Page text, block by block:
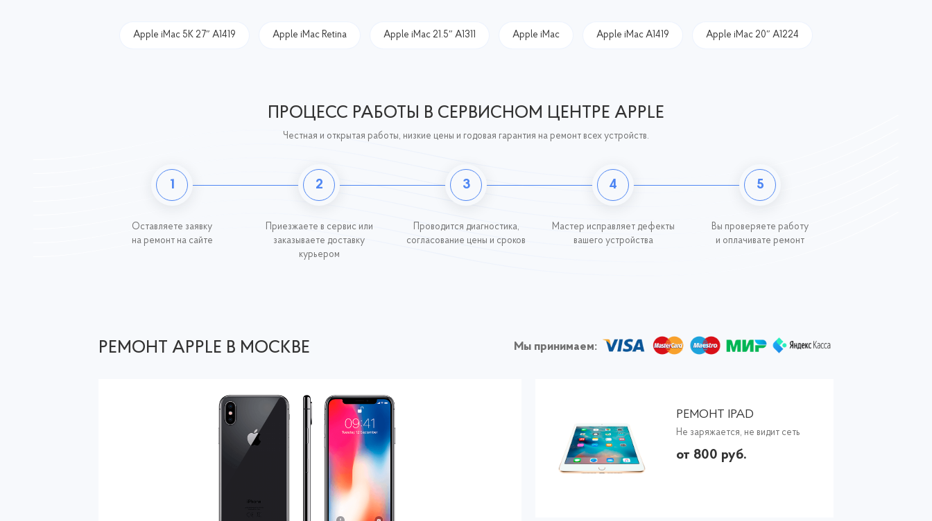
Apple iMac 5K 27″ A1419 Apple iMac Retina Apple iMac 21.5″ A1311 Apple iMac Apple iMac A1419 Apple iMac 20″ A1224
ПРОЦЕСС РАБОТЫ В СЕРВИСНОМ ЦЕНТРЕ APPLE
Честная и открытая работы, низкие цены и годовая гарантия на ремонт всех устройств.
1
Оставляете заявку
на ремонт на сайте
2
Приезжаете в сервис или
заказываете доставку
курьером
3
Проводится диагностика,
согласование цены и сроков
4
Мастер исправляет дефекты
вашего устройства
5
Вы проверяете работу
и оплачивате ремонт
РЕМОНТ APPLE В МОСКВЕ Мы принимаем:
РЕМОНТ IPAD
Не заряжается, не видит сеть
от 800 руб.